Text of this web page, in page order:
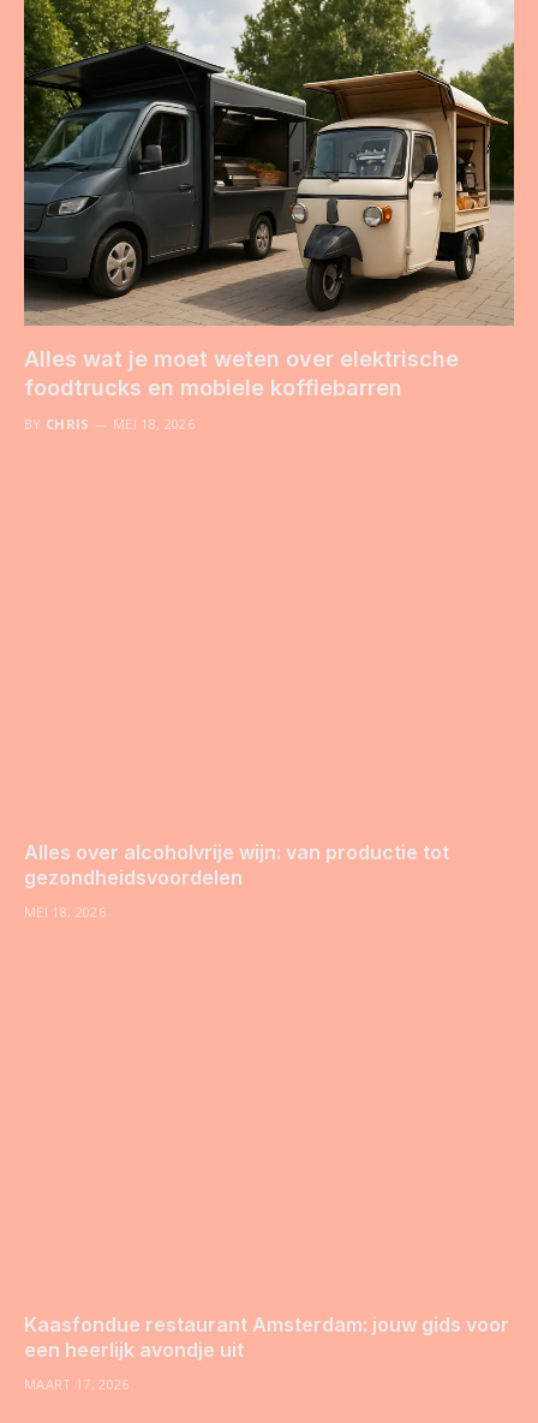
Alles wat je moet weten over elektrische
foodtrucks en mobiele koffiebarren
BY CHRIS MEI 18, 2026
Alles over alcoholvrije wijn: van productie tot
gezondheidsvoordelen
MEI 18, 2026
Kaasfondue restaurant Amsterdam: jouw gids voor
een heerlijk avondje uit
MAART 17, 2026